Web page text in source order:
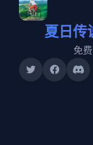
夏日传
免